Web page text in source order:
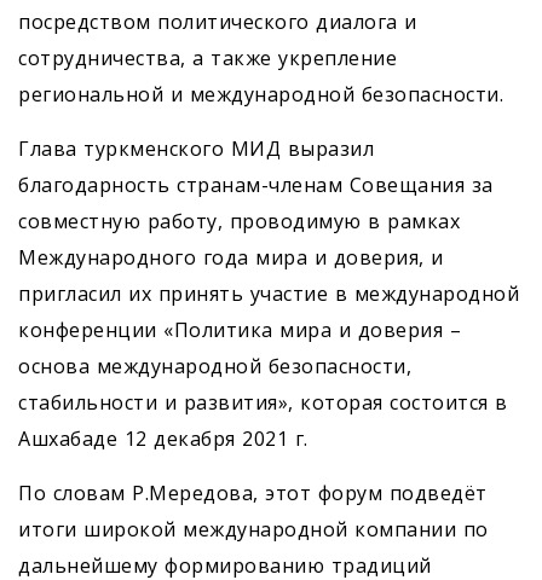
посредством политического диалога и
сотрудничества, а также укрепление
региональной и международной безопасности.
Глава туркменского МИД выразил
благодарность странам-членам Совещания за
совместную работу, проводимую в рамках
Международного года мира и доверия, и
пригласил их принять участие в международной
конференции «Политика мира и доверия –
основа международной безопасности,
стабильности и развития», которая состоится в
Ашхабаде 12 декабря 2021 г.
По словам Р.Мередова, этот форум подведёт
итоги широкой международной компании по
дальнейшему формированию традиций